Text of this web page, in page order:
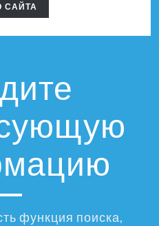
САЙТА
функция поиска,